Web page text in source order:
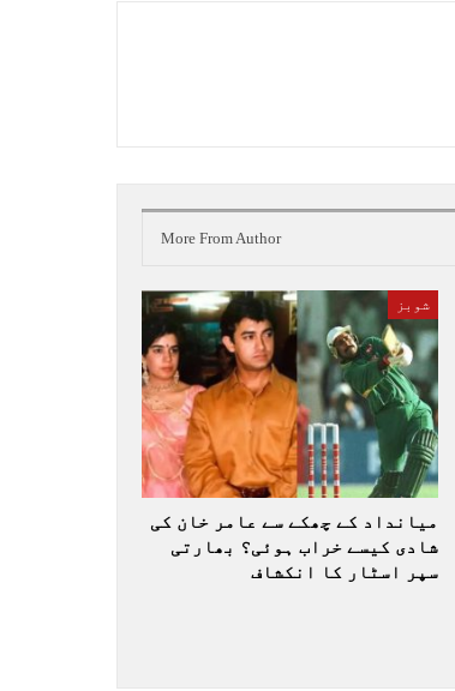
More From Author
شوبز
میانداد کے چھکے سے عامر خان کی
شادی کیسے خراب ہوئی؟ بھارتی
سپر اسٹار کا انکشاف